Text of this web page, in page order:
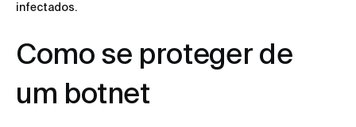
infectados.
Como se proteger de
um botnet